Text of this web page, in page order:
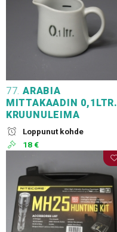
77. ARABIA
MITTAKAADIN 0,1LTR.
KRUUNULEIMA
Loppunut kohde
18 €